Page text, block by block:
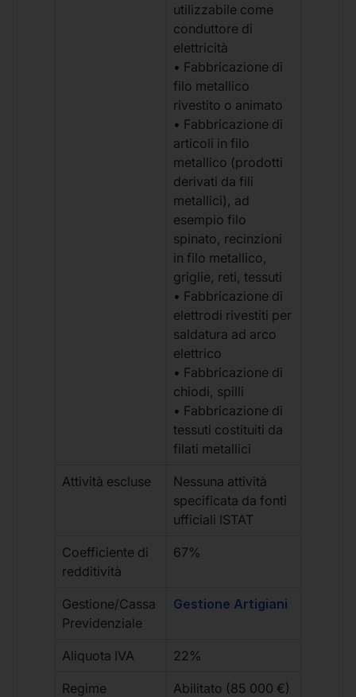
utilizzabile come
conduttore di
elettricità
• Fabbricazione di
filo metallico
rivestito o animato
• Fabbricazione di
articoli in filo
metallico (prodotti
derivati da fili
metallici), ad
esempio filo
spinato, recinzioni
in filo metallico,
griglie, reti, tessuti
• Fabbricazione di
elettrodi rivestiti per
saldatura ad arco
elettrico
• Fabbricazione di
chiodi, spilli
• Fabbricazione di
tessuti costituiti da
filati metallici
Attività escluse
Nessuna attività
specificata da fonti
ufficiali ISTAT
Coefficiente di
redditività
67%
Gestione/Cassa
Previdenziale
Gestione Artigiani
Aliquota IVA 22%
Regime
Abilitato (85 000 €)